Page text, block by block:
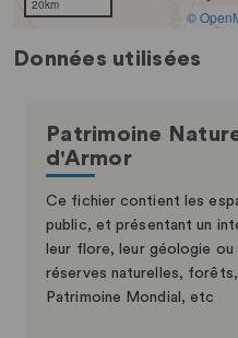
Données utilisées
Patrimoine
d'Armor
Ce fichier contient les
public, et présentant un
leur flore, leur géologie ou
réserves naturelles,
Patrimoine Mondial, etc